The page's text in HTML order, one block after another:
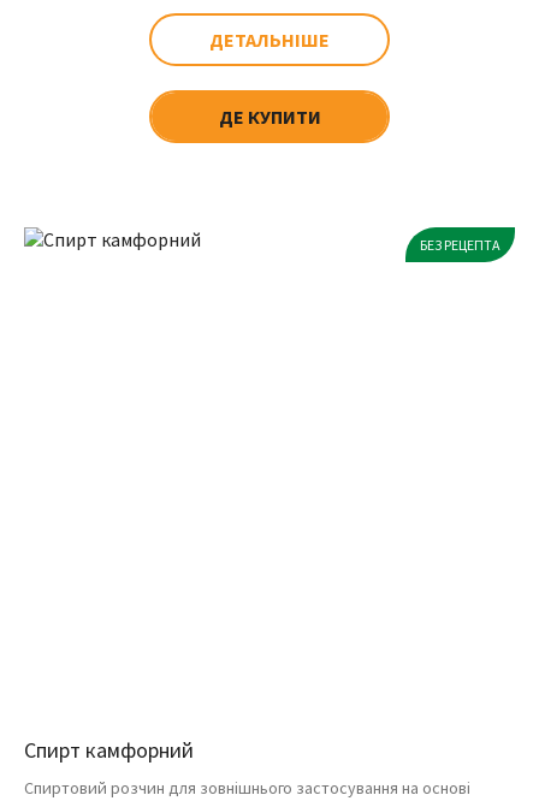
ДЕТАЛЬНІШЕ
ДЕ КУПИТИ
БЕЗ РЕЦЕПТА
Спирт камфорний
Спиртовий розчин для зовнішнього застосування на основі